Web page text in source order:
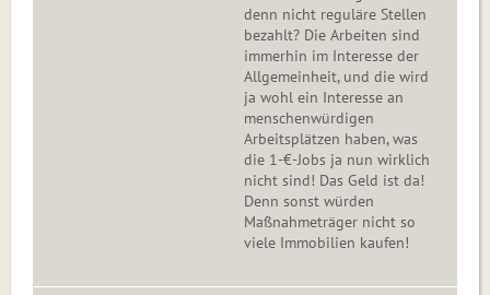
denn nicht reguläre Stellen
bezahlt? Die Arbeiten sind
immerhin im Interesse der
Allgemeinheit, und die wird
ja wohl ein Interesse an
menschenwürdigen
Arbeitsplätzen haben, was
die 1-€-Jobs ja nun wirklich
nicht sind! Das Geld ist da!
Denn sonst würden
Maßnahmeträger nicht so
viele Immobilien kaufen!